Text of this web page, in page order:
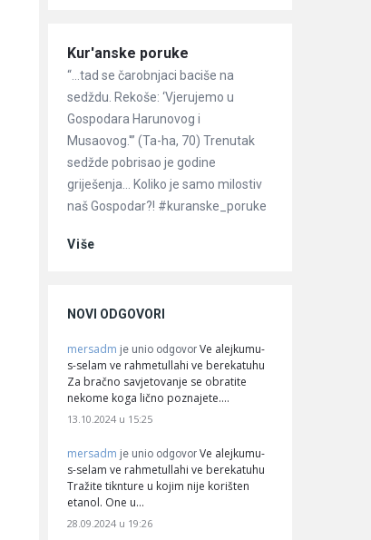
Članci
Kur'anske poruke
“…tad se čarobnjaci baciše na
sedždu. Rekoše: ‘Vjerujemo u
Gospodara Harunovog i
Musaovog.'” (Ta-ha, 70) Trenutak
sedžde pobrisao je godine
griješenja… Koliko je samo milostiv
naš Gospodar?! #kuranske_poruke
Više
NOVI ODGOVORI
mersadm je unio odgovor Ve alejkumu-
s-selam ve rahmetullahi ve berekatuhu
Za bračno savjetovanje se obratite
nekome koga lično poznajete.…
13.10.2024 u 15:25
mersadm je unio odgovor Ve alejkumu-
s-selam ve rahmetullahi ve berekatuhu
Tražite tiknture u kojim nije korišten
etanol. One u…
28.09.2024 u 19:26